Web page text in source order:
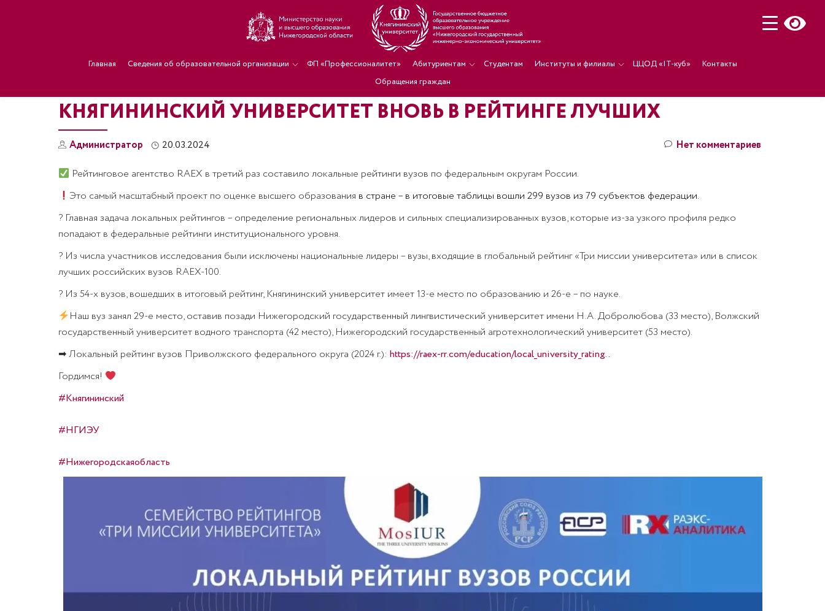
Главная Сведения об образовательной организации ФП «Профессионалитет» Абитуриентам Студентам Институты и филиалы ЦЦОД «IT-куб»
Контакты
Обращения граждан
КНЯГИНИНСКИЙ УНИВЕРСИТЕТ ВНОВЬ В РЕЙТИНГЕ ЛУЧШИХ
Администратор 20.03.2024 Нет комментариев
Рейтинговое агентство RAEX в третий раз составило локальные рейтинги вузов по федеральным округам России.
Это самый масштабный проект по оценке высшего образования в стране – в итоговые таблицы вошли 299 вузов из 79 субъектов федерации.
? Главная задача локальных рейтингов – определение региональных лидеров и сильных специализированных вузов, которые из-за узкого профиля редко
попадают в федеральные рейтинги институционального уровня.
? Из числа участников исследования были исключены национальные лидеры – вузы, входящие в глобальный рейтинг «Три миссии университета» или в список
лучших российских вузов RAEX-100.
? Из 54-х вузов, вошедших в итоговый рейтинг, Княгининский университет имеет 13-е место по образованию и 26-е – по науке.
Наш вуз занял 29-е место, оставив позади Нижегородский государственный лингвистический университет имени Н.А. Добролюбова (33 место), Волжский
государственный университет водного транспорта (42 место), Нижегородский государственный агротехнологический университет (53 место).
➡ Локальный рейтинг вузов Приволжского федерального округа (2024 г.): https://raex-rr.com/education/local_university_rating..
Гордимся!
#Княгининский
#НГИЭУ
#Нижегородскаяобласть